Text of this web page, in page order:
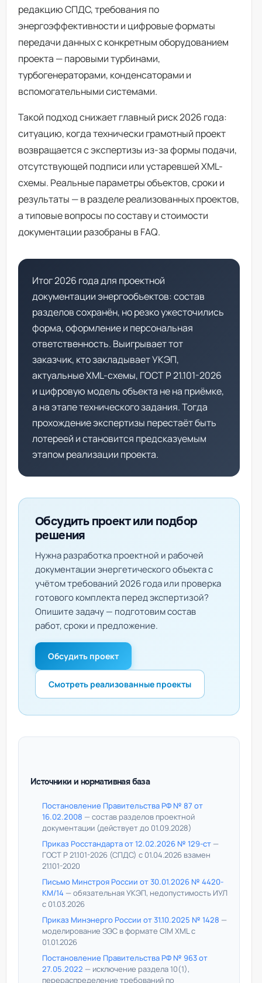
редакцию СПДС, требования по
энергоэффективности и цифровые форматы
передачи данных с конкретным оборудованием
проекта —паровыми турбинами,
турбогенераторами, конденсаторами и
вспомогательными системами.
Такой подход снижает главный риск 2026 года:
ситуацию, когда технически грамотный проект
возвращается с экспертизы из-за формы подачи,
отсутствующей подписи или устаревшей XML-
схемы. Реальные параметры объектов, сроки и
результаты — в разделереализованных проектов,
а типовые вопросы по составу и стоимости
документации разобраны в FAQ.
Итог 2026 года для проектной
документации энергообъектов: состав
разделов сохранён, но резко ужесточились
форма, оформление и персональная
ответственность. Выигрывает тот
заказчик, кто закладывает УКЭП,
актуальные XML-схемы, ГОСТ Р 21.101-2026
и цифровую модель объекта не на приёмке,
а на этапе технического задания. Тогда
прохождение экспертизы перестаёт быть
лотереей и становится предсказуемым
этапом реализации проекта.
Обсудить проект или подбор
решения
Нужна разработка проектной и рабочей
документации энергетического объекта с
учётом требований 2026 года или проверка
готового комплекта перед экспертизой?
Опишите задачу — подготовим состав
работ, сроки и предложение.
Обсудить проект
Смотреть реализованные проекты
Источники и нормативная база
Постановление Правительства РФ № 87 от
16.02.2008 — состав разделов проектной
документации (действует до 01.09.2028)
Приказ Росстандарта от 12.02.2026 № 129-ст —
ГОСТ Р 21.101-2026 (СПДС) с 01.04.2026 взамен
21.101-2020
Письмо Минстроя России от 30.01.2026 № 4420-
КМ/14 — обязательная УКЭП, недопустимость ИУЛ
с 01.03.2026
Приказ Минэнерго России от 31.10.2025 № 1428 —
моделирование ЭЭС в формате CIM XML с
01.01.2026
Постановление Правительства РФ № 963 от
27.05.2022 — исключение раздела 10(1),
перераспределение требований по